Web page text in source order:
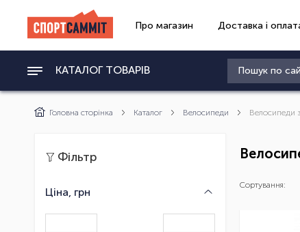
Про магазин Доставка і
КАТАЛОГ ТОВАРІВ
Головна сторінка Каталог Велосипеди Велосипеди
Фільтр
Ціна, грн
Сортування: